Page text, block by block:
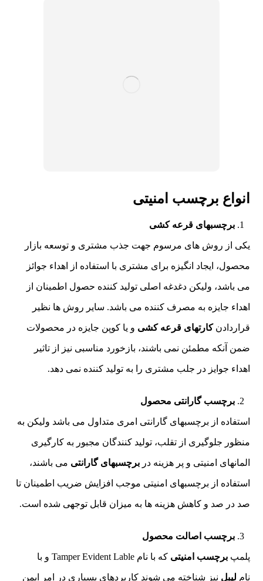
انواع برچسب امنیتی
برچسبهای قرعه کشی
یکی از روش های مرسوم جهت جذب مشتری و توسعه بازار
محصول، ایجاد انگیزه برای مشتری با استفاده از اهداء جوائز
می باشد، ولیکن دغدغه اصلی تولید کننده حصول اطمینان از
اهداء جایزه به مصرف کننده می باشد. سایر روش ها نظیر
قراردادنکارتهای قرعه کشی و یا کوپن جایزه در محصولات
ضمن آنکه مطمئن نمی باشند، بازخورد مناسبی نیز از تاثیر
اهداء جوایز در جلب مشتری را به تولید کننده نمی دهد.
برچسب گارانتی محصول
استفاده از برچسبهای گارانتی امری متداول می باشد ولیکن به
منظور جلوگیری از تقلب، تولید کنندگان مجبور به کارگیری
المانهای امنیتی و پر هزینه دربرچسبهای گارانتی می باشند،
استفاده از برچسبهای امنیتی موجب افزایش ضریب اطمینان تا
صد در صد و کاهش هزینه ها به میزان قابل توجهی شده است.
برچسب اصالت محصول
پلمپبرچسب امنیتی که با نام Tamper Evident Lable و با
نام لیبل نیز شناخته می شوند کاربردهای بسیاری در امر ایمن